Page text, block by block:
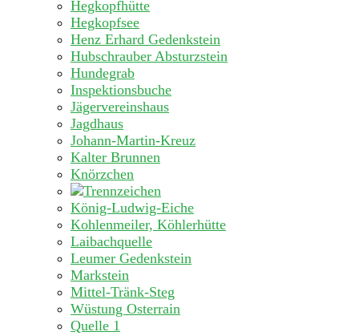
Hegkopfhütte
Hegkopfsee
Henz Erhard Gedenkstein
Hubschrauber Absturzstein
Hundegrab
Inspektionsbuche
Jägervereinshaus
Jagdhaus
Johann-Martin-Kreuz
Kalter Brunnen
Knörzchen
König-Ludwig-Eiche
Kohlenmeiler, Köhlerhütte
Laibachquelle
Leumer Gedenkstein
Markstein
Mittel-Tränk-Steg
Wüstung Osterrain
Quelle 1